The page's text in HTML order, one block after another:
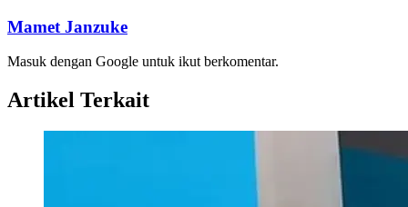
Mamet Janzuke
Masuk dengan Google untuk ikut berkomentar.
Artikel Terkait